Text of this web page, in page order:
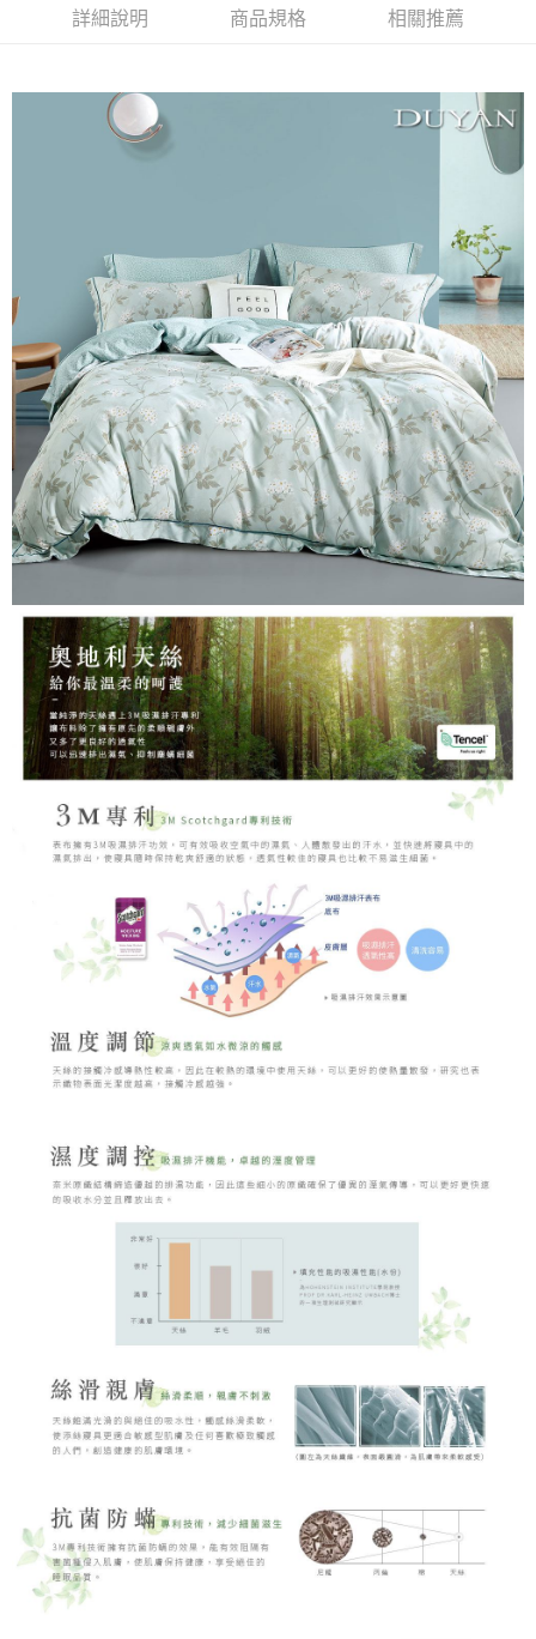
【大哥付你分期使用說明】
流程，驗證手機門號後，選擇欲分期的期數、繳款截止日，確認付款後即完
3.實際核准額度、可分期數及費用金額請依後續交易確認頁面所載為準。
4.訂單成立30分鐘內，如未前往確認交易或遇審核未通過，訂單將自動取
消。如遇「轉專審核」未通過狀況，表示未達大哥付你分期系統評分，恕無
1.分期款項不併入電信帳單，「大哥付你分期」於每月結算日後寄送繳費提
2.透過簡訊連結打開帳單後，可選擇「超商條碼／台灣大直營門市／銀行轉
帳／街口支付／iPASS MONEY」等通路繳費。
【注意事項】
1.本服務係由「台灣大哥大股份有限公司」（以下簡稱本公司）所提供，讓
用戶於交易時，得透過本服務購買商品或服務，並由商店將買賣／分期付款
買賣價金債權讓與本公司後，依約使用本公司帳單繳交帳款。
2.基於同意付款使用「大哥付你分期」之契約關係目的，商店將以您的個人
資料（包含姓名、電話或地址）提供予台灣大哥大進項蒐集、處理及利用，
由本公司與您本人進行分期帳單所需資料之確認、核對及更正。
3.完整用戶服務條款，請詳閱以下連結： https://oppay.tw/userRule
【關於「AFTEE先享後付」】
AFTEE先享後付是「在收到商品之後才付款」的支付方式。 讓您購物簡單
【「AFTEE先享後付」結帳流程】
１．於結帳方式選擇「AFTEE先享後付」後，將跳轉至「AFTEE先享後付」
結帳頁面，進行簡訊認證並確認金額後，即可完成結帳。
２．訂單成立數日內，您將收到繳費通知簡訊。
３．收到繳費通知簡訊後14天內，點擊此簡訊中的連結，可透過四大超商／
ATM／網路銀行／等多元方式進行付款，方視為交易完成。
※ 請注意：結帳手續完成當下不需立刻繳費，但若您需要取消訂單，請聯絡
購買商品的店家。未經商家同意取消之訂單仍視為有效，需透過AFTEE先享
後付繳納相關費用。
※ 交易是否成功請以「AFTEE先享後付 」之結帳頁面顯示為準，若有關於
是否繳費成功／繳費後需取消欲退款等相關疑問，請聯繫「AFTEE先享後付
客戶支援中心」https://netprotections.freshdesk.com/support/home
【注意事項】
１．透過由恩沛科技股份有限公司提供之「AFTEE先享後付」服務完成之交
易，需依本服務之必要範圍內提供個人資料，並將交易相關給付款項請求債
２．關於個人資料處理事宜，請瀏覽以下網址：
https://aftee.tw/terms/#terms3
３．未成年的使用者請事先徵得法定代理人或監護人之同意方可使用
「AFTEE先享後付」，若未經同意申辦者引起之損失，本公司不負相關責
任。
４．使用「AFTEE先享後付」時，將依據個別帳號之用戶狀況，依本公司即
時審查核予不同之上限額度；若仍有額度不足之情形，本公司將視審查結果
請求用戶進行身份認證。
５．嚴禁一人註冊多個帳號或使用他人資訊註冊。若發現惡意使用之情形，
恩沛科技股份有限公司將有權停止該用戶之使用額度並採取法律行動。
「Hami Point」為中華電信所提供之點數服務，可於會員專區綁定中華電信
全家取貨付款
每筆NT$60，滿NT$999(含以上)免運費
付款後全家取貨
每筆NT$60，滿NT$999(含以上)免運費
7-11取貨付款
每筆NT$60，滿NT$999(含以上)免運費
付款後7-11取貨
每筆NT$60，滿NT$999(含以上)免運費
每筆NT$80，滿NT$999(含以上)免運費
詳細說明 商品規格 相關推薦